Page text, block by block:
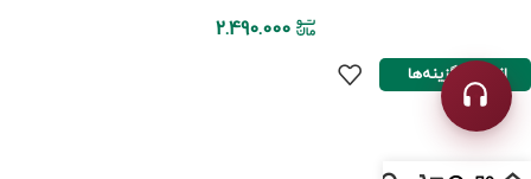
2.490.000
انتخاب گزینه‌ها